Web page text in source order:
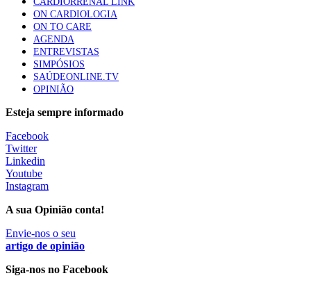
Trodelvy aprovado para primeira linha no cancro da
mama triplo negativo metastático em doentes não
elegíveis para inibidores PD-(L)1
61 visualizações
MAIS NOTÍCIAS
Quase 11.900 jovens recorreram aos cheques psicólogo e
nutricionista no primeiro mês
7 Ago, 2026
ULS de Coimbra estreia cirurgia endoscópica do ouvido com
apoio robótico em Portugal
7 Ago, 2026 0 Comments
ON CARDIOLOGIA
ON TO CARE
AGENDA
ENTREVISTAS
SIMPÓSIOS
SAÚDEONLINE.TV
OPINIÃO
Esteja sempre informado
Facebook
Twitter
Linkedin
Youtube
Instagram
A sua Opinião conta!
Envie-nos o seu
artigo de opinião
Siga-nos no Facebook